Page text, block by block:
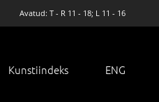
Avatud: T - R 11 - 18; L 11 - 16
Kunstiindeks ENG